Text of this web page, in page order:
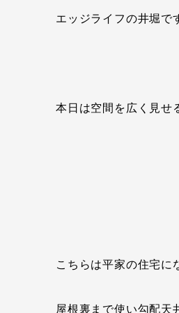
エッジライフの井堀で
本日は空間を広く見せ
こちらは平家の住宅に
屋根裏まで使い勾配天